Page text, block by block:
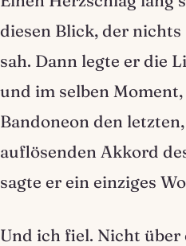
diesen Blick, der
sah. Dann legte er die
und im selben
Bandoneon den
auflösenden Akkord
sagte er ein einziges
Und ich fiel. Nicht über